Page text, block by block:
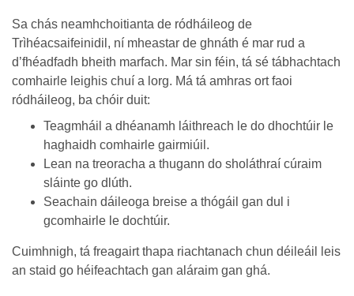
Sa chás neamhchoitianta de ródháileog de
Trìhéacsaifeinidil, ní mheastar de ghnáth é mar rud a
d’fhéadfadh bheith marfach. Mar sin féin, tá sé tábhachtach
comhairle leighis chuí a lorg. Má tá amhras ort faoi
ródháileog, ba chóir duit:
Teagmháil a dhéanamh láithreach le do dhochtúir le
haghaidh comhairle gairmiúil.
Lean na treoracha a thugann do sholáthraí cúraim
sláinte go dlúth.
Seachain dáileoga breise a thógáil gan dul i
gcomhairle le dochtúir.
Cuimhnigh, tá freagairt thapa riachtanach chun déileáil leis
an staid go héifeachtach gan aláraim gan ghá.